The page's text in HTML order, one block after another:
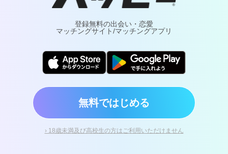
登録無料の出会い・恋愛
マッチングサイト/マッチングアプリ
無料ではじめる
› 18歳未満及び高校生の方はご利用いただけません